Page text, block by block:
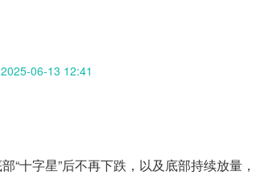
2025-06-13 12:41
十字星”后不再下跌，以及底部持续放量，